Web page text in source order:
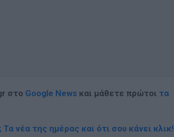
στο Google News και μάθετε πρώτοι τα
νέα της ημέρας και ότι σου κάνει κλικ!